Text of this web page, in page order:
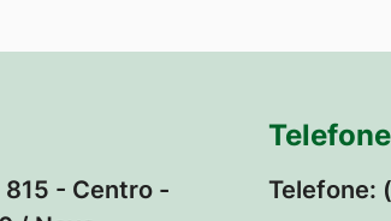
815 - Centro -
Telefone
Telefone: